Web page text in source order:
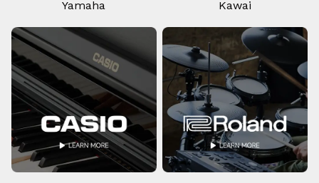
Yamaha Kawai